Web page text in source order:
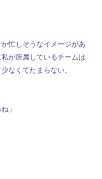
忙しそうなイメージがあ
が所属しているチームは
なくてたまらない。
」